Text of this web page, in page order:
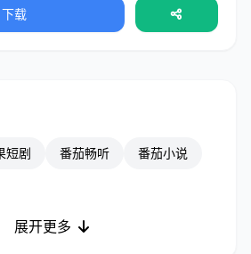
下载
短剧 番茄畅听
番茄小说
展开更多